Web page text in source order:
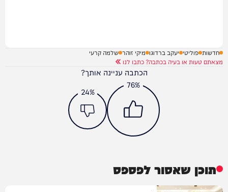
חדשות פוליטי יעקב ברדוגו מיקי זוהר שלמה קרעי
מצאתם טעות או בעיה בכתבה? כתבו לנו
הכתבה עניינה אותך?
76%
24%
תוכן שאסור לפספס